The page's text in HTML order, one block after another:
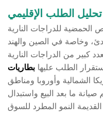
تحليل الطلب الإقليمي
للدراجات النارية
وخاصة في الصين والهند
كبير من الدراجات النارية
الطلب عليها بطاريات
الشمالية وأوروبا ومناطق
ما بعد البيع واستبدال